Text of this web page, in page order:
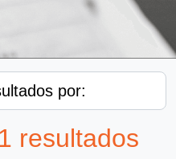
por:
resultados